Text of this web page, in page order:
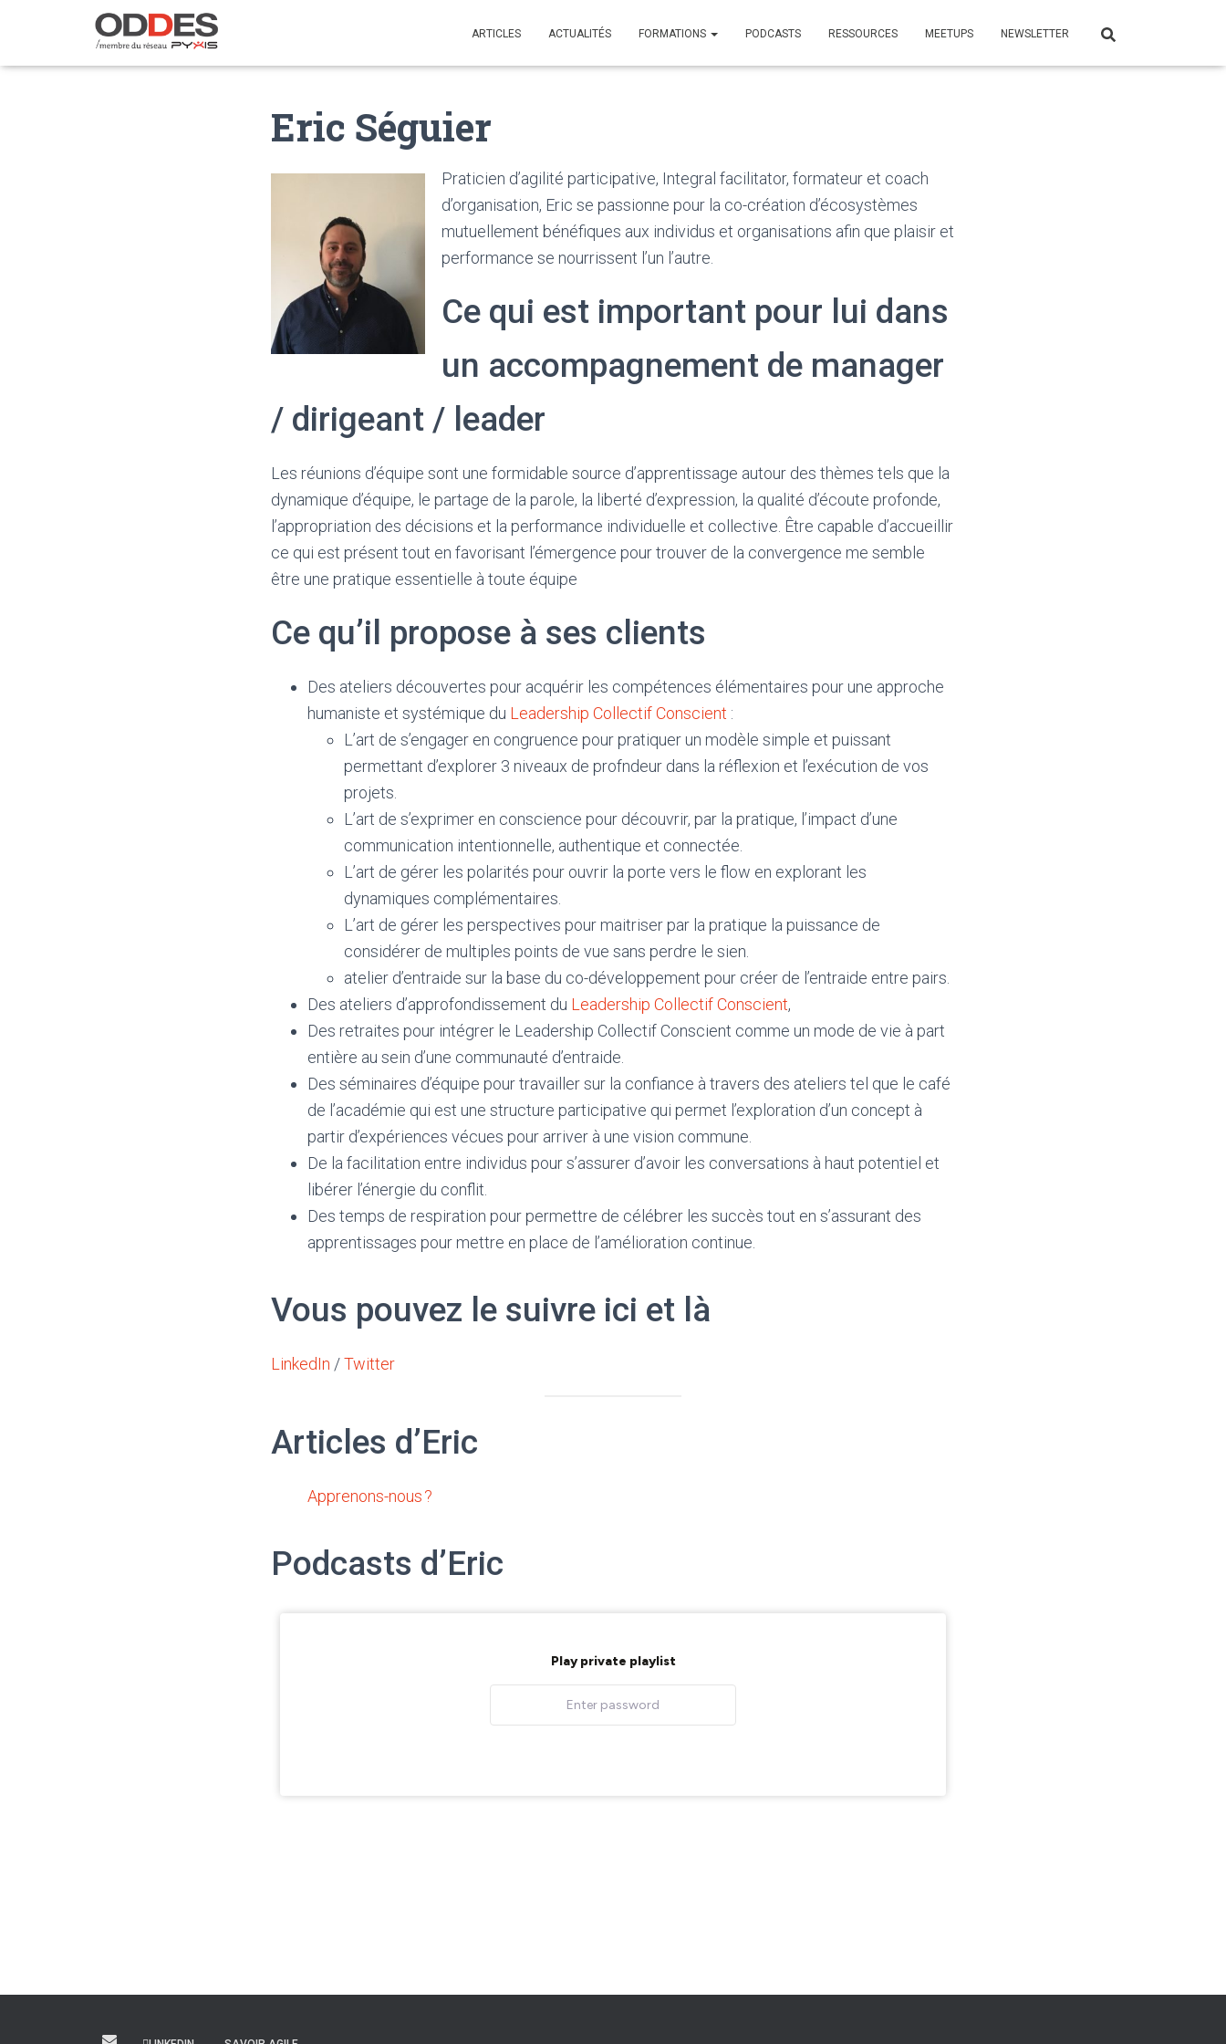
ARTICLES ACTUALITÉS FORMATIONS PODCASTS RESSOURCES MEETUPS NEWSLETTER
Eric Séguier
Praticien d’agilité participative, Integral facilitator, formateur et coach
d’organisation, Eric se passionne pour la co-création d’écosystèmes
mutuellement bénéfiques aux individus et organisations afin que plaisir et
performance se nourrissent l’un l’autre.
Ce qui est important pour lui dans
un accompagnement de manager
/ dirigeant / leader
Les réunions d’équipe sont une formidable source d’apprentissage autour des thèmes tels que la
dynamique d’équipe, le partage de la parole, la liberté d’expression, la qualité d’écoute profonde,
l’appropriation des décisions et la performance individuelle et collective. Être capable d’accueillir
ce qui est présent tout en favorisant l’émergence pour trouver de la convergence me semble
être une pratique essentielle à toute équipe
Ce qu’il propose à ses clients
Des ateliers découvertes pour acquérir les compétences élémentaires pour une approche
humaniste et systémique du Leadership Collectif Conscient :
L’art de s’engager en congruence pour pratiquer un modèle simple et puissant
permettant d’explorer 3 niveaux de profndeur dans la réflexion et l’exécution de vos
projets.
L’art de s’exprimer en conscience pour découvrir, par la pratique, l’impact d’une
communication intentionnelle, authentique et connectée.
L’art de gérer les polarités pour ouvrir la porte vers le flow en explorant les
dynamiques complémentaires.
L’art de gérer les perspectives pour maitriser par la pratique la puissance de
considérer de multiples points de vue sans perdre le sien.
atelier d’entraide sur la base du co-développement pour créer de l’entraide entre pairs.
Des ateliers d’approfondissement du Leadership Collectif Conscient,
Des retraites pour intégrer le Leadership Collectif Conscient comme un mode de vie à part
entière au sein d’une communauté d’entraide.
Des séminaires d’équipe pour travailler sur la confiance à travers des ateliers tel que le café
de l’académie qui est une structure participative qui permet l’exploration d’un concept à
partir d’expériences vécues pour arriver à une vision commune.
De la facilitation entre individus pour s’assurer d’avoir les conversations à haut potentiel et
libérer l’énergie du conflit.
Des temps de respiration pour permettre de célébrer les succès tout en s’assurant des
apprentissages pour mettre en place de l’amélioration continue.
Vous pouvez le suivre ici et là
LinkedIn /Twitter
Articles d’Eric
Apprenons-nous ?
Podcasts d’Eric